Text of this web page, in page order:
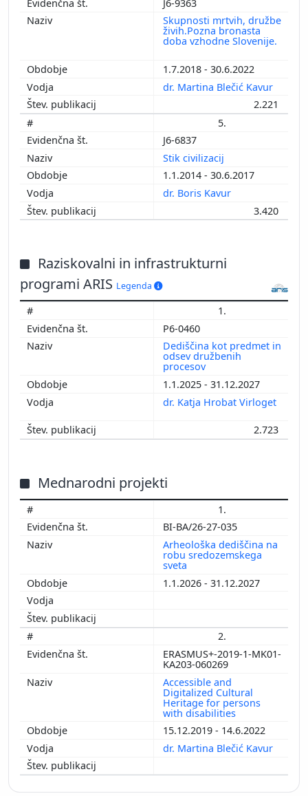
J6-9363
Skupnosti mrtvih, družbe
živih.Pozna bronasta
doba vzhodne Slovenije.
1.7.2018 - 30.6.2022
dr. Martina Blečić Kavur
2.221
5.
J6-6837
Stik civilizacij
1.1.2014 - 30.6.2017
dr. Boris Kavur
3.420
Raziskovalni in infrastrukturni
programi ARIS Legenda
1.
P6-0460
Dediščina kot predmet in
odsev družbenih
procesov
1.1.2025 - 31.12.2027
dr. Katja Hrobat Virloget
2.723
Mednarodni projekti
1.
BI-BA/26-27-035
Arheološka dediščina na
robu sredozemskega
sveta
1.1.2026 - 31.12.2027
2.
ERASMUS+-2019-1-MK01-
KA203-060269
Accessible and
Digitalized Cultural
Heritage for persons
with disabilities
15.12.2019 - 14.6.2022
dr. Martina Blečić Kavur